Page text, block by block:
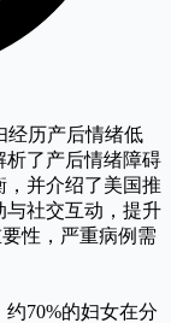
经历产后情绪低
析了产后情绪障碍
，并介绍了美国推
与社交互动，提升
性，严重病例需
70%的妇女在分